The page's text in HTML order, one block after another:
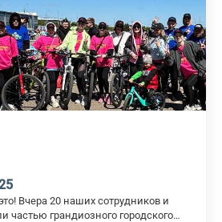
Вчера 20 наших сотрудников и
частью грандиозного городского